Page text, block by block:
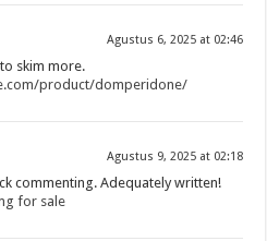
Agustus 6, 2025 at 02:46
skim more.
product/domperidone/
Agustus 9, 2025 at 02:18
commenting. Adequately written!
for sale